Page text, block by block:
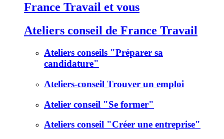
France Travail et vous
Ateliers conseil de France Travail
Ateliers conseils "Préparer sa
candidature"
Ateliers-conseil Trouver un emploi
Atelier conseil "Se former"
Ateliers conseil "Créer une entreprise"